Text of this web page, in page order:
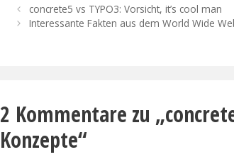
concrete5 vs TYPO3: Vorsicht, it’s cool man
Interessante Fakten aus dem World Wide
2 Kommentare zu
Konzepte“